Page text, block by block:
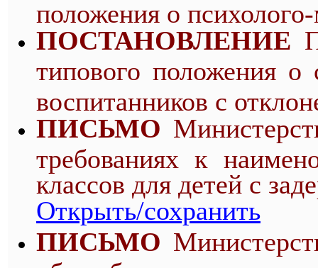
положения о
ПОСТАНОВЛЕНИЕ
типового положения о
воспитанников с
ПИСЬМО
требованиях к
классов для детей с
Открыть/сохранить
ПИСЬМО